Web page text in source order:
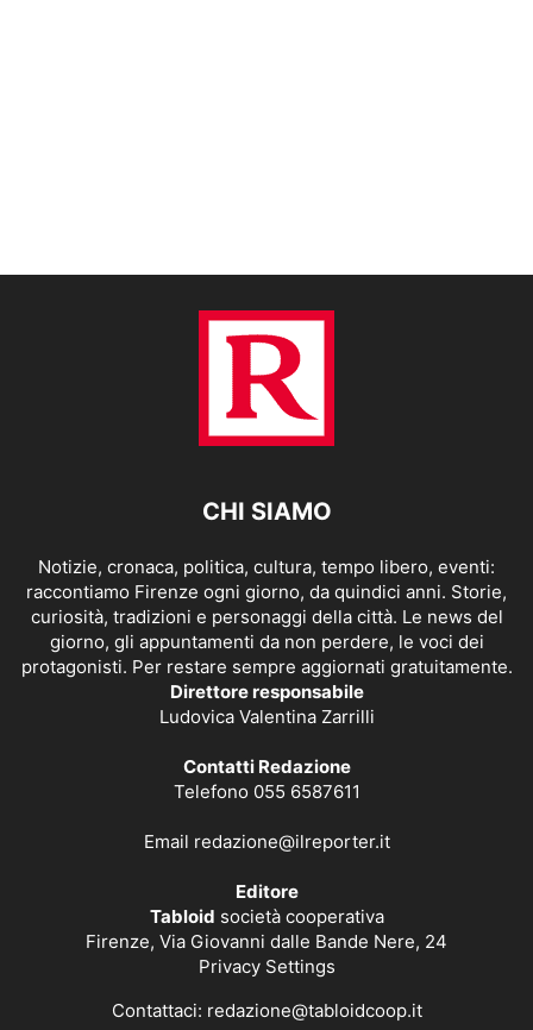
CHI SIAMO
Notizie, cronaca, politica, cultura, tempo libero, eventi:
raccontiamo Firenze ogni giorno, da quindici anni. Storie,
curiosità, tradizioni e personaggi della città. Le news del
giorno, gli appuntamenti da non perdere, le voci dei
protagonisti. Per restare sempre aggiornati gratuitamente.
Direttore responsabile
Ludovica Valentina Zarrilli
Contatti Redazione
Telefono 055 6587611
Email redazione@ilreporter.it
Editore
Tabloid società cooperativa
Firenze, Via Giovanni dalle Bande Nere, 24
Privacy Settings
Contattaci: redazione@tabloidcoop.it